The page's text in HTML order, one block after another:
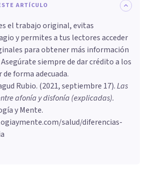
ARTÍCULO
el trabajo original, evitas
y permites a tus lectores acceder
para obtener más información
siempre de dar crédito a los
forma adecuada.
Rubio. (2021, septiembre 17).Las
afonía y disfonía (explicadas).
y Mente.
salud/diferencias-